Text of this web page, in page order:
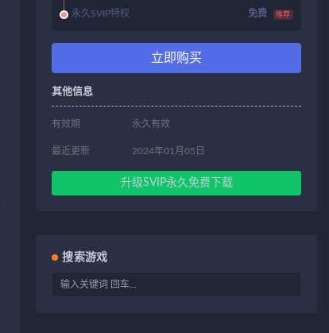
永久SVIP特权 免费 推荐
立即购买
其他信息
有效期 永久有效
最近更新 2024年01月05日
升级SVIP永久免费下载
搜索游戏